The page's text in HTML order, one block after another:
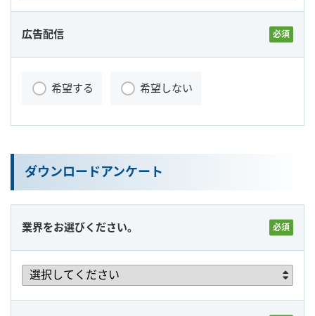
広告配信
希望する 希望しない
ダウンロードアンケート
業界をお選びください。